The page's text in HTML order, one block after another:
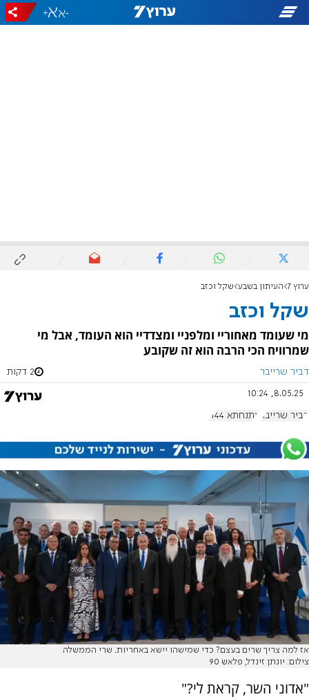
-
+
ערוץ 7 העיתון בשבע שקל וכזב
שקל וכזב
מי שעומד מאחוריי ומלפניי ומצדדיי הוא העומד, אבל מי
שמרוויח הכי הרבה הוא זה שקובע
דביר שרייבר 2 דקות
8.05.25, 10:24
דביר שרייבר אתנחתא 1144
אז למה צריך שרים בעצם? כדי שמישהו יישא באחריות. שרי הממשלה
צילום: יונתן זינדל, פלאש 90
"אדוני השר, קראת לי?"